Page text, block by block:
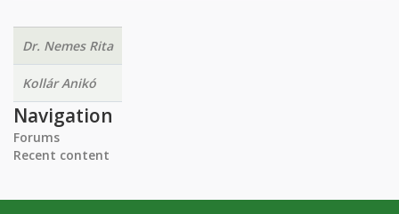
Dr. Nemes Rita
Kollár Anikó
Navigation
Forums
Recent content